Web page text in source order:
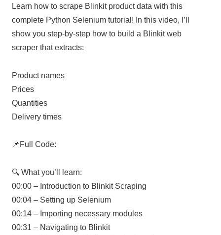
Learn how to scrape Blinkit product data with this
complete Python Selenium tutorial! In this video, I’ll
show you step-by-step how to build a Blinkit web
scraper that extracts:
Product names
Prices
Quantities
Delivery times
📌Full Code:
🔍 What you’ll learn:
00:00 – Introduction to Blinkit Scraping
00:04 – Setting up Selenium
00:14 – Importing necessary modules
00:31 – Navigating to Blinkit